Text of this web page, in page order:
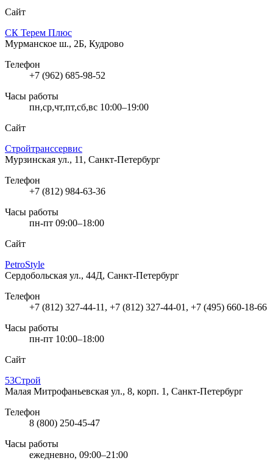
Сайт
СК Терем Плюс
Мурманское ш., 2Б, Кудрово
Телефон
+7 (962) 685-98-52
Часы работы
пн,ср,чт,пт,сб,вс 10:00–19:00
Сайт
Стройтранссервис
Мурзинская ул., 11, Санкт-Петербург
Телефон
+7 (812) 984-63-36
Часы работы
пн-пт 09:00–18:00
Сайт
PetroStyle
Сердобольская ул., 44Д, Санкт-Петербург
Телефон
+7 (812) 327-44-11, +7 (812) 327-44-01, +7 (495) 660-18-66
Часы работы
пн-пт 10:00–18:00
Сайт
53Строй
Малая Митрофаньевская ул., 8, корп. 1, Санкт-Петербург
Телефон
8 (800) 250-45-47
Часы работы
ежедневно, 09:00–21:00